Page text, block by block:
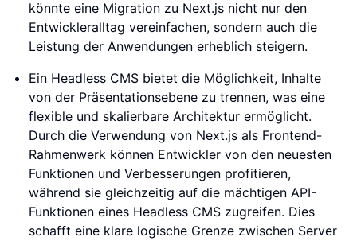
könnte eine Migration zu Next.js nicht nur den
Entwickleralltag vereinfachen, sondern auch die
Leistung der Anwendungen erheblich steigern.
Ein Headless CMS bietet die Möglichkeit, Inhalte
von der Präsentationsebene zu trennen, was eine
flexible und skalierbare Architektur ermöglicht.
Durch die Verwendung von Next.js als Frontend-
Rahmenwerk können Entwickler von den neuesten
Funktionen und Verbesserungen profitieren,
während sie gleichzeitig auf die mächtigen API-
Funktionen eines Headless CMS zugreifen. Dies
schafft eine klare logische Grenze zwischen Server